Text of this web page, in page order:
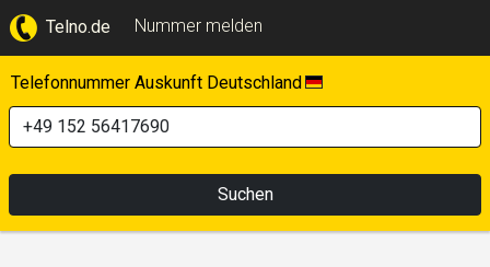
Telno.de Nummer melden
Telefonnummer Auskunft Deutschland
Suchen